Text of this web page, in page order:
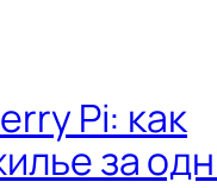
Pi: как
за